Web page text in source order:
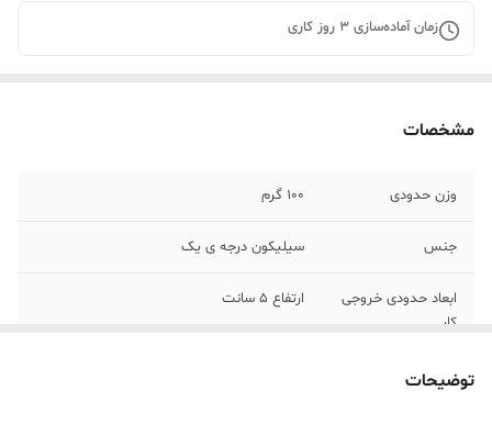
زمان آماده‌سازی 3 روز کاری
مشخصات
وزن حدودی 100 گرم
جنس سیلیکون درجه ی یک
ابعاد حدودی خروجی
کار
ارتفاع 5 سانت
توضیحات